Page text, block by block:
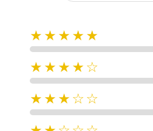
★★★★★
★★★★☆
★★★☆☆